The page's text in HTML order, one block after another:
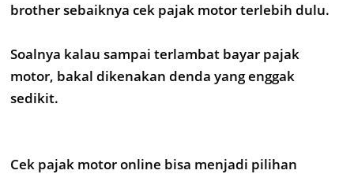
brother sebaiknya cek pajak motor terlebih dulu.
Soalnya kalau sampai terlambat bayar pajak
motor, bakal dikenakan denda yang enggak
sedikit.
Cek pajak motor online bisa menjadi pilihan